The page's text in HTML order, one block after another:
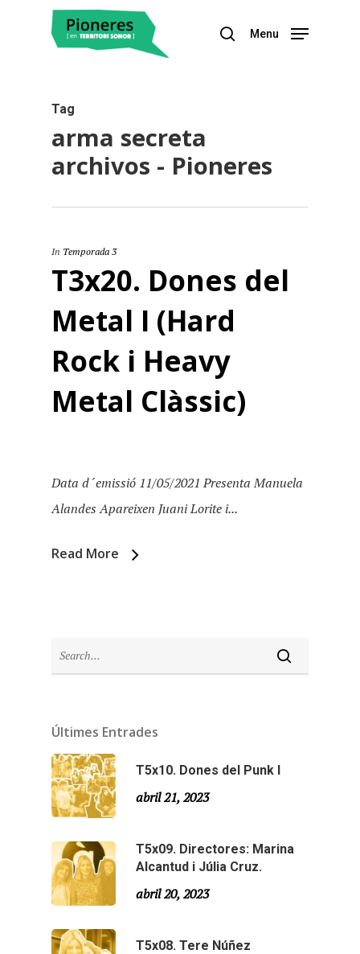
Menu
Tag
arma secreta
archivos - Pioneres
In Temporada 3
T3x20. Dones del
Metal I (Hard
Rock i Heavy
Metal Clàssic)
Data d´emissió 11/05/2021 Presenta Manuela
Alandes Apareixen Juani Lorite i...
Read More
Últimes Entrades
T5x10. Dones del Punk I
abril 21, 2023
T5x09. Directores: Marina
Alcantud i Júlia Cruz.
abril 20, 2023
T5x08. Tere Núñez
Inici
Temporada 3
Agraïments
Monty Peiró
Email: